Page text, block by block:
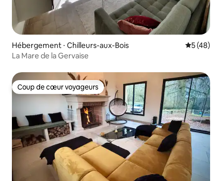
Hébergement ⋅ Chilleurs-aux-Bois
5 (48)
La Mare de la Gervaise
Coup de cœur voyageurs
Coup de cœur voyageurs